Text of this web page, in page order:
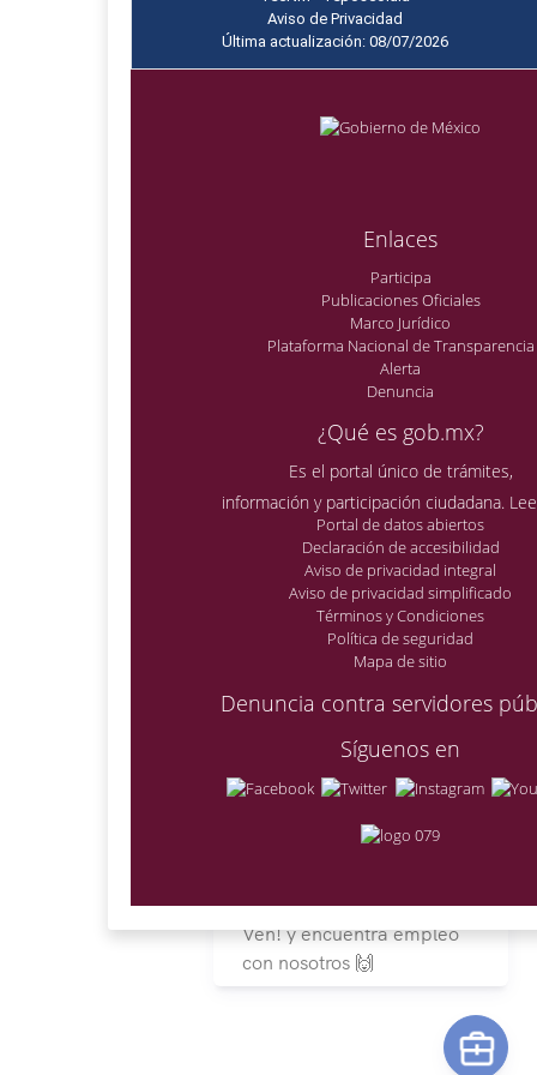
Ven! y encuentra empleo
con nosotros 🙌
Aviso de Privacidad
Última actualización: 08/07/2026
Enlaces
Participa
Publicaciones Oficiales
Marco Jurídico
Plataforma Nacional de Transparencia
Alerta
Denuncia
¿Qué es gob.mx?
Es el portal único de trámites,
información y participación ciudadana.
Portal de datos abiertos
Declaración de accesibilidad
Aviso de privacidad integral
Aviso de privacidad simplificado
Términos y Condiciones
Política de seguridad
Mapa de sitio
Denuncia contra servidores
Síguenos en